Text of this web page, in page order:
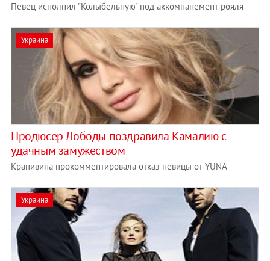
Певец исполнил "Колыбельную" под аккомпанемент рояля
Украина
Продюсер Лободы поздравила Камалию с
удачным замужеством
Крапивина прокомментировала отказ певицы от YUNA
Украина